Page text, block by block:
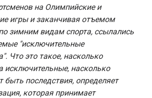
на Олимпийские и
игры и заканчивая отъемом
зимним видам спорта, ссылались
"исключительные
Что это такое, насколько
исключительные, насколько
быть последствия, определяет
которая принимает